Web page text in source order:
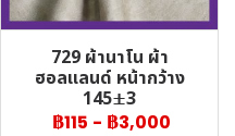
729 ผ้านาโน ผ้า
ฮอลแลนด์ หน้ากว้าง
145±3
฿115 - ฿3,000